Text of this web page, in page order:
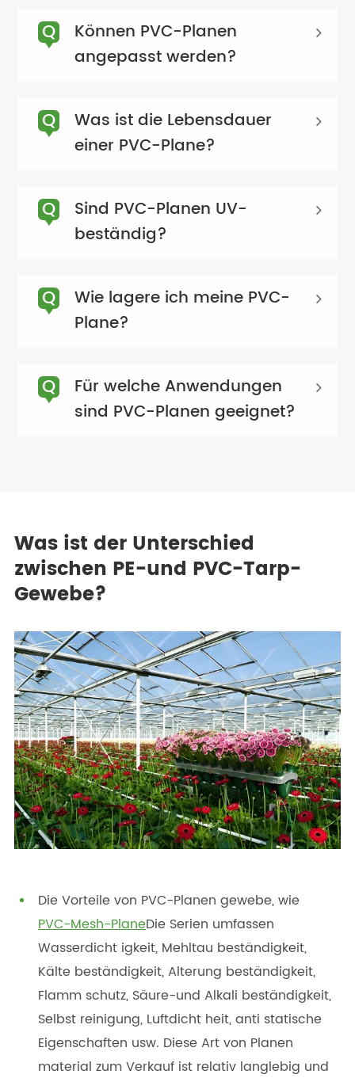
Q
Können PVC-Planen
angepasst werden?
Q
Was ist die Lebensdauer
einer PVC-Plane?
Q
Sind PVC-Planen UV-
beständig?
Q
Wie lagere ich meine PVC-
Plane?
Q
Für welche Anwendungen
sind PVC-Planen geeignet?
Was ist der Unterschied
zwischen PE-und PVC-Tarp-
Gewebe?
Die Vorteile von PVC-Planen gewebe, wie
PVC-Mesh-PlaneDie Serien umfassen
Wasserdicht igkeit, Mehltau beständigkeit,
Kälte beständigkeit, Alterung beständigkeit,
Flamm schutz, Säure-und Alkali beständigkeit,
Selbst reinigung, Luftdicht heit, anti statische
Eigenschaften usw. Diese Art von Planen
material zum Verkauf ist relativ langlebig und